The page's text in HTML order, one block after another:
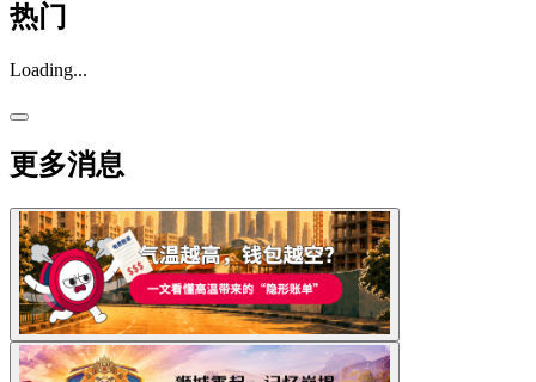
热门
Loading...
更多消息